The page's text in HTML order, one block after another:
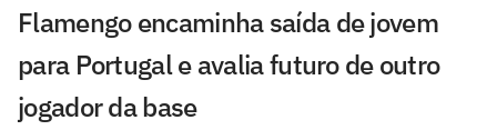
Flamengo encaminha saída de jovem
para Portugal e avalia futuro de outro
jogador da base